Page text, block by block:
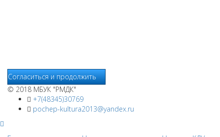
Согласиться и продолжить
© 2018 МБУК "РМДК"
+7(48345)30769
pochep-kultura2013@yandex.ru